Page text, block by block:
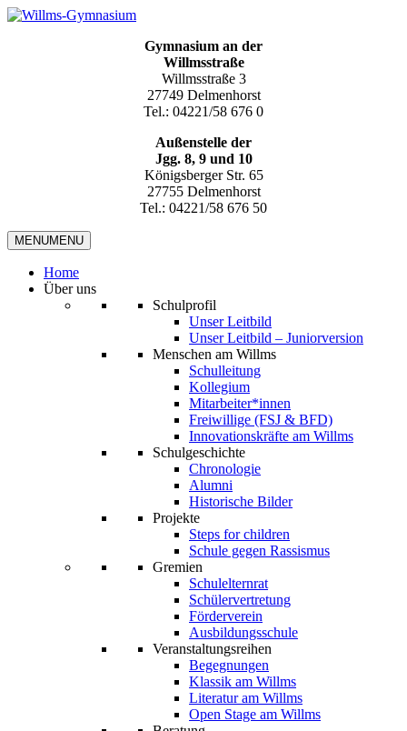
Gymnasium an der
Willmsstraße
Willmsstraße 3
27749 Delmenhorst
Tel.: 04221/58 676 0
Außenstelle der
Jgg. 8, 9 und 10
Königsberger Str. 65
27755 Delmenhorst
Tel.: 04221/58 676 50
MENUMENU
Home
Über uns
Schulprofil
Unser Leitbild
Unser Leitbild – Juniorversion
Menschen am Willms
Schulleitung
Kollegium
Mitarbeiter*innen
Freiwillige (FSJ & BFD)
Innovationskräfte am Willms
Schulgeschichte
Chronologie
Alumni
Historische Bilder
Projekte
Steps for children
Schule gegen Rassismus
Gremien
Schulelternrat
Schülervertretung
Förderverein
Ausbildungsschule
Veranstaltungsreihen
Begegnungen
Klassik am Willms
Literatur am Willms
Open Stage am Willms